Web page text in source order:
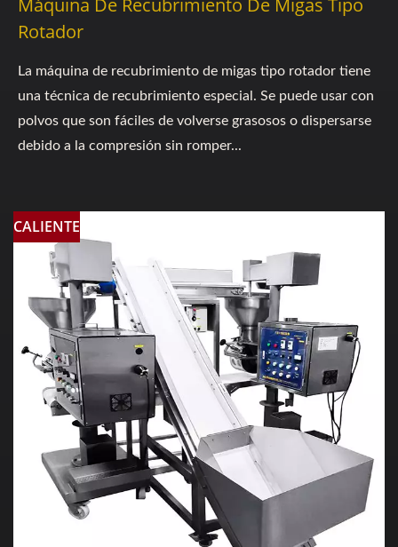
Máquina De Recubrimiento De Migas Tipo
Rotador
La máquina de recubrimiento de migas tipo rotador tiene
una técnica de recubrimiento especial. Se puede usar con
polvos que son fáciles de volverse grasosos o dispersarse
debido a la compresión sin romper...
CALIENTE